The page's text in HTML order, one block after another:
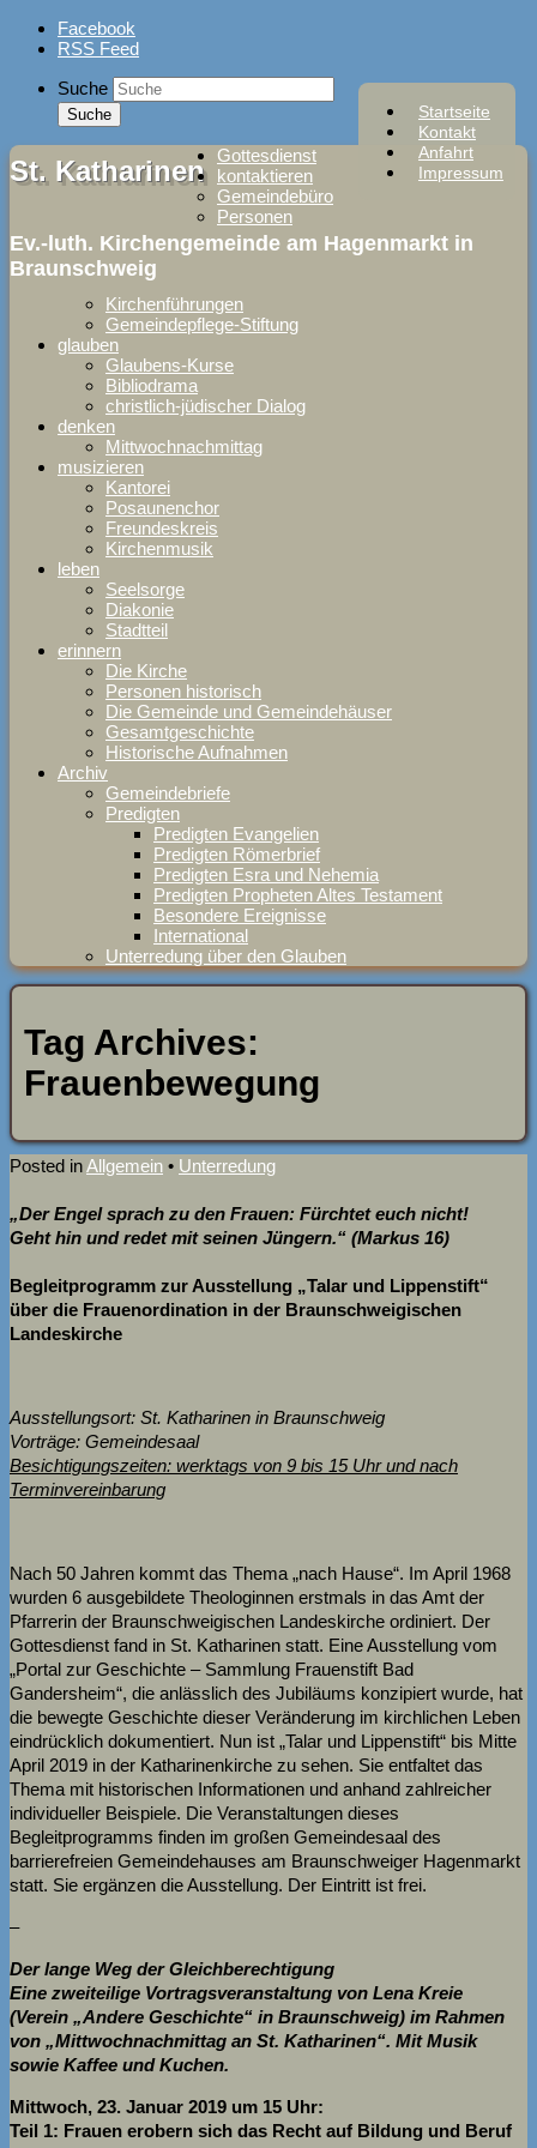
Skip
Facebook
RSS Feed
Startseite
Kontakt
Anfahrt
Impressum
Suche
St. Katharinen
Ev.-luth. Kirchengemeinde am Hagenmarkt in
Braunschweig
Gottesdienst
kontaktieren
Gemeindebüro
Personen
Kirchenführungen
Gemeindepflege-Stiftung
glauben
Glaubens-Kurse
Bibliodrama
christlich-jüdischer Dialog
denken
Mittwochnachmittag
musizieren
Kantorei
Posaunenchor
Freundeskreis
Kirchenmusik
leben
Seelsorge
Diakonie
Stadtteil
erinnern
Die Kirche
Personen historisch
Die Gemeinde und Gemeindehäuser
Gesamtgeschichte
Historische Aufnahmen
Archiv
Gemeindebriefe
Predigten
Predigten Evangelien
Predigten Römerbrief
Predigten Esra und Nehemia
Predigten Propheten Altes Testament
Besondere Ereignisse
International
Unterredung über den Glauben
Tag Archives:
Frauenbewegung
Posted inAllgemein • Unterredung
„Der Engel sprach zu den Frauen: Fürchtet euch nicht!
Geht hin und redet mit seinen Jüngern.“ (Markus 16)
Begleitprogramm zur Ausstellung „Talar und Lippenstift“
über die Frauenordination in der Braunschweigischen
Landeskirche
Ausstellungsort: St. Katharinen in Braunschweig
Vorträge: Gemeindesaal
Besichtigungszeiten: werktags von 9 bis 15 Uhr und nach
Terminvereinbarung
Nach 50 Jahren kommt das Thema „nach Hause“. Im April 1968
wurden 6 ausgebildete Theologinnen erstmals in das Amt der
Pfarrerin der Braunschweigischen Landeskirche ordiniert. Der
Gottesdienst fand in St. Katharinen statt. Eine Ausstellung vom
„Portal zur Geschichte – Sammlung Frauenstift Bad
Gandersheim“, die anlässlich des Jubiläums konzipiert wurde, hat
die bewegte Geschichte dieser Veränderung im kirchlichen Leben
eindrücklich dokumentiert. Nun ist „Talar und Lippenstift“ bis Mitte
April 2019 in der Katharinenkirche zu sehen. Sie entfaltet das
Thema mit historischen Informationen und anhand zahlreicher
individueller Beispiele. Die Veranstaltungen dieses
Begleitprogramms finden im großen Gemeindesaal des
barrierefreien Gemeindehauses am Braunschweiger Hagenmarkt
statt. Sie ergänzen die Ausstellung. Der Eintritt ist frei.
–
Der lange Weg der Gleichberechtigung
Eine zweiteilige Vortragsveranstaltung von Lena Kreie
(Verein „Andere Geschichte“ in Braunschweig) im Rahmen
von „Mittwochnachmittag an St. Katharinen“. Mit Musik
sowie Kaffee und Kuchen.
Mittwoch, 23. Januar 2019 um 15 Uhr:
Teil 1: Frauen erobern sich das Recht auf Bildung und Beruf